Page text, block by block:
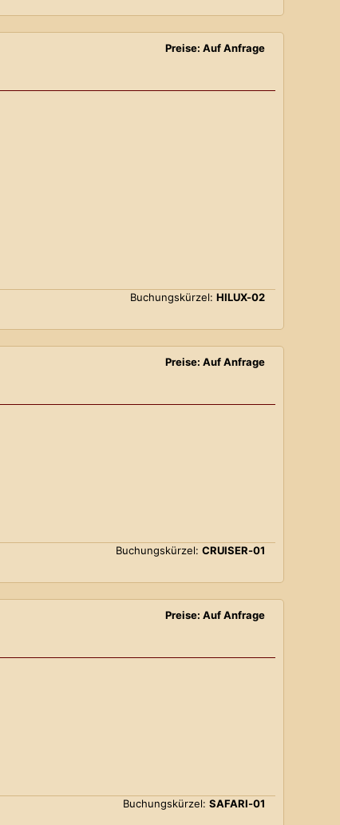
Preise: Auf Anfrage
Buchungskürzel: HILUX-02
Preise: Auf Anfrage
Buchungskürzel: CRUISER-01
Preise: Auf Anfrage
Buchungskürzel: SAFARI-01